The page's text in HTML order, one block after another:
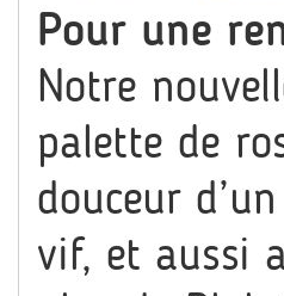
Pour une
Notre
palette de
douceur
vif, et aussi